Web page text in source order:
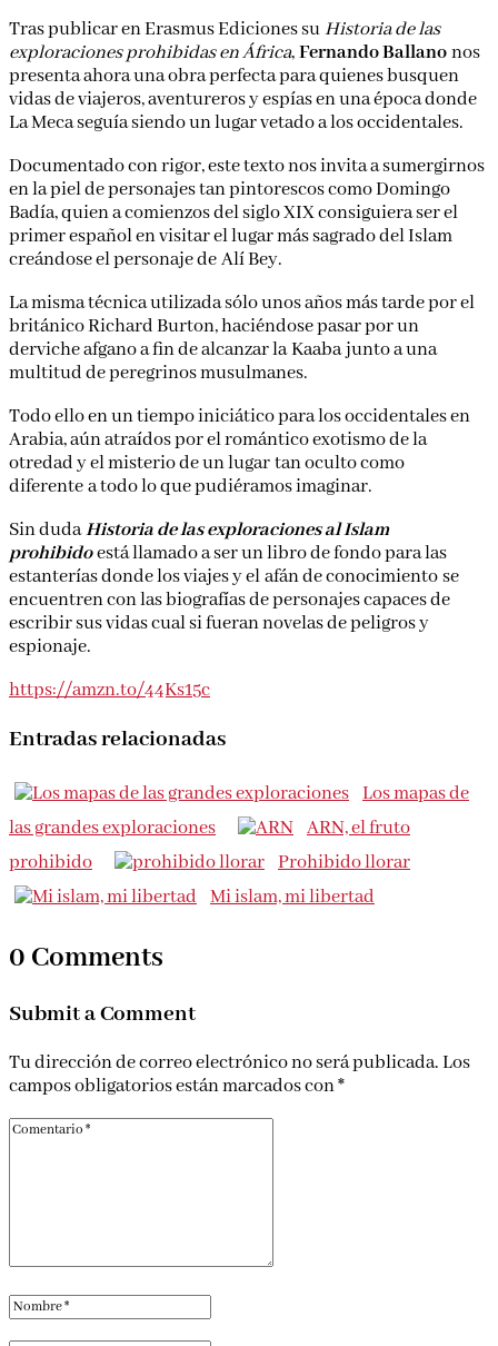
Tras publicar en Erasmus Ediciones suHistoria de las
exploraciones prohibidas en África,Fernando Ballanonos
presenta ahora una obra perfecta para quienes busquen
vidas de viajeros, aventureros y espías en una época donde
La Meca seguía siendo un lugar vetado a los occidentales.
Documentado con rigor, este texto nos invita a sumergirnos
en la piel de personajes tan pintorescos como Domingo
Badía, quien a comienzos del siglo XIX consiguiera ser el
primer español en visitar el lugar más sagrado del Islam
creándose el personaje de Alí Bey.
La misma técnica utilizada sólo unos años más tarde por el
británico Richard Burton, haciéndose pasar por un
derviche afgano a fin de alcanzar la Kaaba junto a una
multitud de peregrinos musulmanes.
Todo ello en un tiempo iniciático para los occidentales en
Arabia, aún atraídos por el romántico exotismo de la
otredad y el misterio de un lugar tan oculto como
diferente a todo lo que pudiéramos imaginar.
Sin dudaHistoria de las exploraciones al Islam
prohibidoestá llamado a ser un libro de fondo para las
estanterías donde los viajes y el afán de conocimiento se
encuentren con las biografías de personajes capaces de
escribir sus vidas cual si fueran novelas de peligros y
espionaje.
https://amzn.to/44Ks15c
Entradas relacionadas
Los mapas de
las grandes exploraciones
ARN, el fruto
prohibido
Prohibido llorar
Mi islam, mi libertad
0 Comments
Submit a Comment
Tu dirección de correo electrónico no será publicada.Los
campos obligatorios están marcados con*